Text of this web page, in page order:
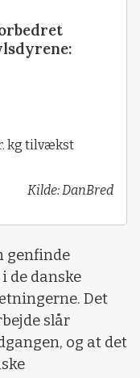
kg tilvækst
Kilde: DanBred
genfinde
de danske
Det
slår
og at det